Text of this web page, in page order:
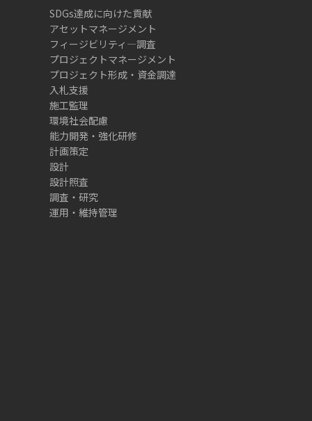
SDGs達成に向けた貢献
アセットマネージメント
フィージビリティ―調査
プロジェクトマネージメント
プロジェクト形成・資金調達
入札支援
施工監理
環境社会配慮
能力開発・強化研修
計画策定
設計
設計照査
調査・研究
運用・維持管理